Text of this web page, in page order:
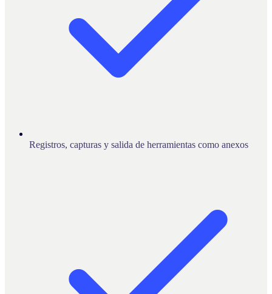
Registros, capturas y salida de herramientas como anexos